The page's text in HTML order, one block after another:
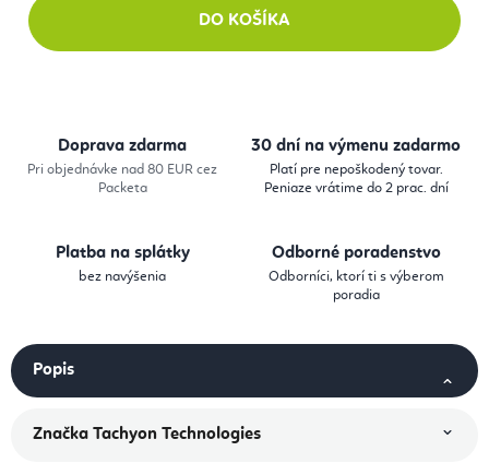
DO KOŠÍKA
Doprava zdarma
Pri objednávke nad 80 EUR cez
Packeta
30 dní na výmenu zadarmo
Platí pre nepoškodený tovar.
Peniaze vrátime do 2 prac. dní
Platba na splátky
bez navýšenia
Odborné poradenstvo
Odborníci, ktorí ti s výberom
poradia
Popis
Značka Tachyon Technologies